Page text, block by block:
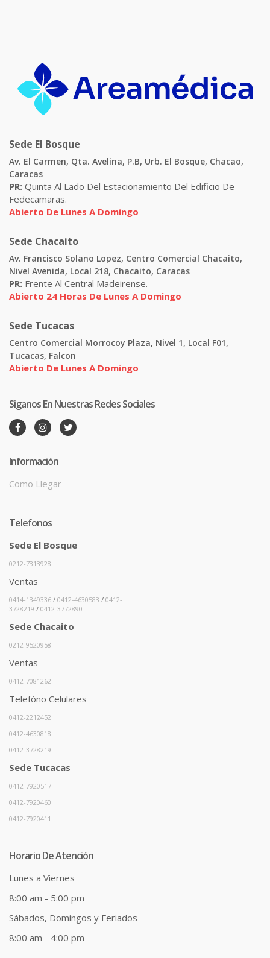
Sede El Bosque
Av. El Carmen, Qta. Avelina, P.B, Urb. El Bosque, Chacao,
Caracas
PR: Quinta Al Lado Del Estacionamiento Del Edificio De
Fedecamaras.
Abierto De Lunes A Domingo
Sede Chacaito
Av. Francisco Solano Lopez, Centro Comercial Chacaito,
Nivel Avenida, Local 218, Chacaito, Caracas
PR: Frente Al Central Madeirense.
Abierto 24 Horas De Lunes A Domingo
Sede Tucacas
Centro Comercial Morrocoy Plaza, Nivel 1, Local F01,
Tucacas, Falcon
Abierto De Lunes A Domingo
Siganos En Nuestras Redes Sociales
Información
Como Llegar
Telefonos
Sede El Bosque
0212-7313928
Ventas
0414-1349336 / 0412-4630583 / 0412-
3728219 / 0412-3772890
Sede Chacaito
0212-9520958
Ventas
0412-7081262
Telefóno Celulares
0412-2212452
0412-4630818
0412-3728219
Sede Tucacas
0412-7920517
0412-7920460
0412-7920411
Horario De Atención
Lunes a Viernes
8:00 am - 5:00 pm
Sábados, Domingos y Feriados
8:00 am - 4:00 pm